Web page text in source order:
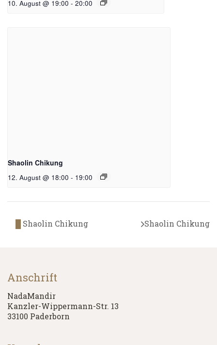
10. August @ 19:00 - 20:00
Shaolin Chikung
12. August @ 18:00 - 19:00
Shaolin Chikung Shaolin Chikung
Anschrift
NadaMandir
Kanzler-Wippermann-Str. 13
33100 Paderborn